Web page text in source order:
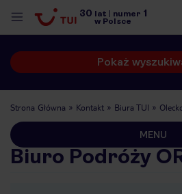
30 lat numer 1
w Polsce
Pokaż
Strona Główna Kontakt Biura TUI
MENU
Biuro Podróży